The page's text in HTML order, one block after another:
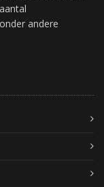
andere